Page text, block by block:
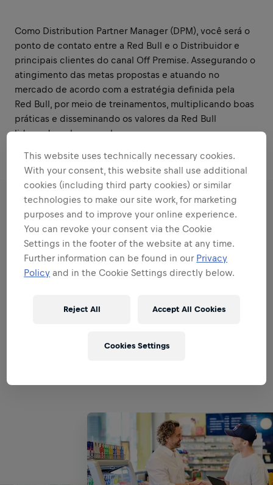
Como Distribution Partner Manager (DPM), você será o
ponto de contato entre a Red Bull e o Distribuidor e
principais clientes do canal Off Premise. Assegurando o
atingimento das metas propostas e atuando no
mercado de acordo com a estratégia definida pela
Red Bull, por meio de treinamentos, multiplicando boas
práticas e disseminando os valores da Red Bull
liderando pelo exemplo.
RESPONSIBILITIES
Areas that play to your
strengths
PRINCIPAIS ATIVIDADES &
This website uses technically necessary cookies.
With your consent, this website shall use additional
cookies (including third party cookies) or similar
technologies to make our site work, for marketing
purposes and to improve your online experience.
You can revoke your consent via the Cookie
Settings in the footer of the website at any time.
Further information can be found in our Privacy
Policy and in the Cookie Settings directly below.
Reject All Accept All Cookies
Cookies Settings